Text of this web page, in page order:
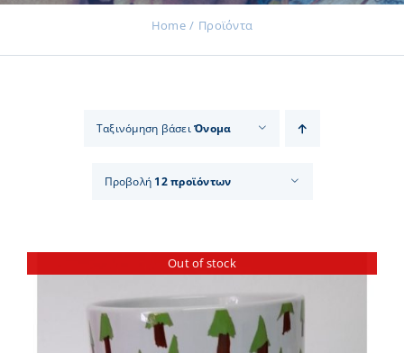
Home Προϊόντα
Ταξινόμηση βάσειΌνομα
Προβολή 12 προϊόντων
Out of stock